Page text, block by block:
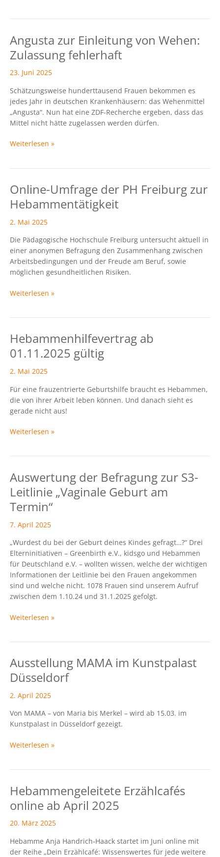
Angusta zur Einleitung von Wehen:
Zulassung fehlerhaft
23. Juni 2025
Schätzungsweise hunderttausend Frauen bekommen es
jedes Jahr in deutschen Krankenhäusern: das Wehenmittel
„Angusta“. Nun hat eine ZDF-Recherche ergeben, dass das
Mittel nicht hätte zugelassen werden dürfen.
Angusta
Einleitung
von
Zulassung
fehlerhaft
Weiterlesen »
Online-Umfrage der PH Freiburg zur
Hebammentätigkeit
2. Mai 2025
Die Pädagogische Hochschule Freiburg untersucht aktuell in
einer anonymen Befragung den Zusammenhang zwischen
Arbeitsbedingungen und der Freude am Beruf, sowie
möglichen gesundheitlichen Risiken.
Online-
Umfrage
der
PH
zur
Hebammentätigkeit
Weiterlesen »
Hebammenhilfevertrag ab
01.11.2025 gültig
2. Mai 2025
Für eine frauzentrierte Geburtshilfe braucht es Hebammen,
die von ihrer Arbeit leben können. Und danach sieht es
gerade nicht aus!
Hebammenhilfevertrag
01.11.2025
gültig
Weiterlesen »
Auswertung der Befragung zur S3-
Leitlinie „Vaginale Geburt am
Termin“
7. April 2025
„Wurdest du bei der Geburt deines Kindes gefragt…?“ Drei
Elterninitiativen – Greenbirth e.V., kidsgo und Hebammen
für Deutschland e.V. – wollten wissen, welche der wichtigen
Informationen der Leitlinie bei den Frauen angekommen
sind und welche nicht. 1078 Frauen sind unserem Aufruf
zwischen dem 1.10.24 und 31.1.2025 gefolgt.
Auswertung
Befragung
zur
Leitlinie
„Vaginale
Geburt
am
Termin“
Weiterlesen »
Ausstellung MAMA im Kunstpalast
Düsseldorf
2. April 2025
Von MAMA – von Maria bis Merkel – wird ab 15.03. im
Kunstpalast in Düsseldorf gezeigt.
Ausstellung
MAMA
im
Kunstpalast
Weiterlesen »
Hebammengeleitete Erzählcafés
online ab April 2025
20. März 2025
Hebamme Anja Handrich-Haack startet im Juni online mit
der Reihe „Dein Erzählcafé: Wissenswertes für jede weitere
Hebammengeleitete
online
ab
2025